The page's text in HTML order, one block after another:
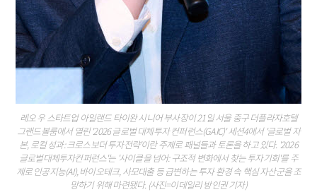
레오 우 스타트업 아일랜드 타이완 시니어 부사장이 21일 서울 중구 더플라자호텔
그랜드볼룸에서 열린 '2026 글로벌 대체투자 컨퍼런스(GAIC)' 세션4에서 '글로벌 자
본, 로컬 성과: 크로스보더 투자전략'이란 주제로 패널들과 토론을 하고 있다. '2026
글로벌대체투자컨퍼런스'는 '사이클을 넘어: 구조적 변화에서 찾는 투자기회'를 주
제로 인공지능(AI), 바이오테크, 사모대출 등 급변하는 투자 환경 속 핵심 자산군을 조
망하기 위해 마련됐다. (사진=이데일리 방인권 기자)